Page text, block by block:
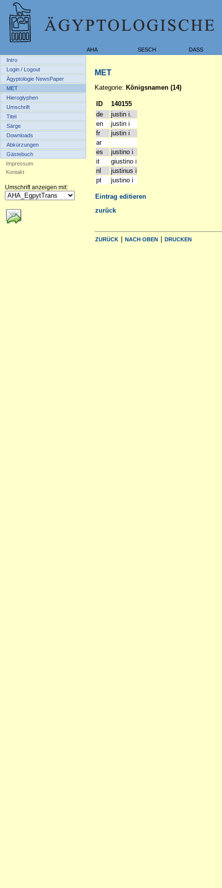
AHA SESCH
DASS
Intro
Login / Logout
Ägyptologie NewsPaper
MET
Hieroglyphen
Umschrift
Titel
Särge
Downloads
Abkürzungen
Gästebuch
Impressum
Kontakt
Umschrift anzeigen mit:
MET
Kategorie: Königsnamen (14)
ID
140155
de
justin i.
en
justin i
fr
justin i
ar
es
justino i
it
giustino i
nl
justinus i
pt
justino i
Eintrag editieren
zurück
ZURÜCK | NACH OBEN | DRUCKEN